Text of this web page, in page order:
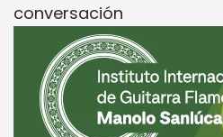
conversación